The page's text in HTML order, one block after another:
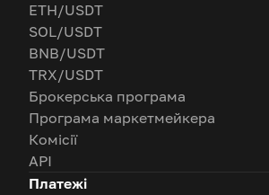
ETH/USDT
SOL/USDT
BNB/USDT
TRX/USDT
Брокерська програма
Програма маркетмейкера
Комісії
API
Платежі